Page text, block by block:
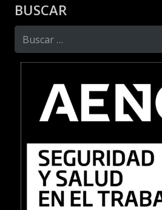
BUSCAR
Buscar: